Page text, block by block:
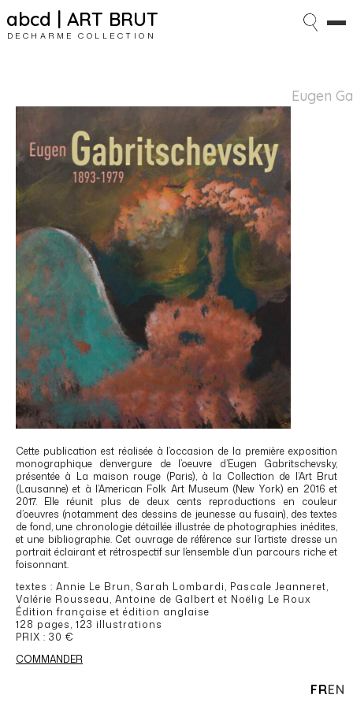
abcd | ART BRUT
DECHARME COLLECTION
Eugen
Cette publication est réalisée à l’occasion de la première exposition
monographique d’envergure de l’oeuvre d’Eugen Gabritschevsky,
présentée à La maison rouge (Paris), à la Collection de l’Art Brut
(Lausanne) et à l’American Folk Art Museum (New York) en 2016 et
2017. Elle réunit plus de deux cents reproductions en couleur
d’oeuvres (notamment des dessins de jeunesse au fusain), des textes
de fond, une chronologie détaillée illustrée de photographies inédites,
et une bibliographie. Cet ouvrage de référence sur l’artiste dresse un
portrait éclairant et rétrospectif sur l’ensemble d’un parcours riche et
foisonnant.
textes : Annie Le Brun, Sarah Lombardi, Pascale Jeanneret,
Valérie Rousseau, Antoine de Galbert et Noëlig Le Roux
Édition française et édition anglaise
128 pages, 123 illustrations
PRIX : 30 €
COMMANDER
FREN